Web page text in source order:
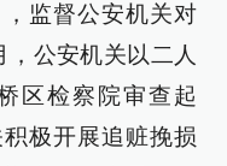
监督公安机关对
公安机关以二人
区检察院审查起
极开展追赃挽损